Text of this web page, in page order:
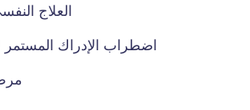
العلاج
اضطراب الإدراك المستمر